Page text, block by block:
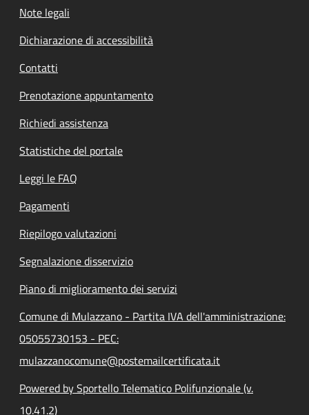
Note legali
Dichiarazione di accessibilità
Contatti
Prenotazione appuntamento
Richiedi assistenza
Statistiche del portale
Leggi le FAQ
Pagamenti
Riepilogo valutazioni
Segnalazione disservizio
Piano di miglioramento dei servizi
Comune di Mulazzano - Partita IVA dell'amministrazione:
05055730153 - PEC:
mulazzanocomune@postemailcertificata.it
Powered by Sportello Telematico Polifunzionale (v.
10.41.2)